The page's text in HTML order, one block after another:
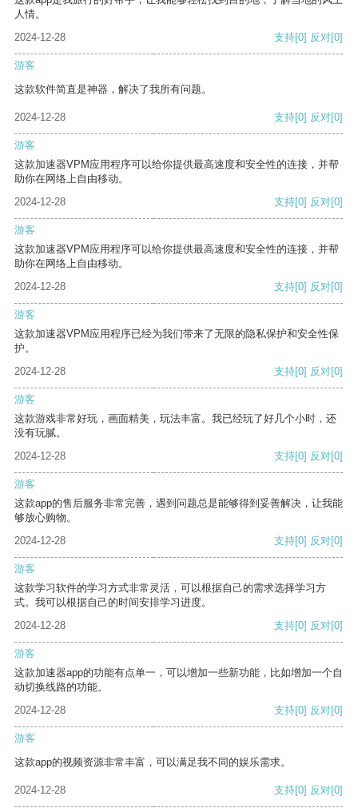
人情。
2024-12-28
支持[0] 反对[0]
游客
这款软件简直是神器，解决了我所有问题。
2024-12-28 支持[0] 反对[0]
游客
这款加速器VPM应用程序可以给你提供最高速度和安全性的连接，并帮
助你在网络上自由移动。
2024-12-28
支持[0] 反对[0]
游客
这款加速器VPM应用程序可以给你提供最高速度和安全性的连接，并帮
助你在网络上自由移动。
2024-12-28
支持[0] 反对[0]
游客
这款加速器VPM应用程序已经为我们带来了无限的隐私保护和安全性保
护。
2024-12-28
支持[0] 反对[0]
游客
这款游戏非常好玩，画面精美，玩法丰富。我已经玩了好几个小时，还
没有玩腻。
2024-12-28
支持[0] 反对[0]
游客
这款app的售后服务非常完善，遇到问题总是能够得到妥善解决，让我能
够放心购物。
2024-12-28
支持[0] 反对[0]
游客
这款学习软件的学习方式非常灵活，可以根据自己的需求选择学习方
式。我可以根据自己的时间安排学习进度。
2024-12-28
支持[0] 反对[0]
游客
这款加速器app的功能有点单一，可以增加一些新功能，比如增加一个自
动切换线路的功能。
2024-12-28
支持[0] 反对[0]
游客
这款app的视频资源非常丰富，可以满足我不同的娱乐需求。
2024-12-28 支持[0] 反对[0]